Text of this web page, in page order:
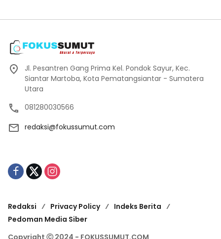
Jl. Pesantren Gang Prima Kel. Pondok Sayur, Kec.
Siantar Martoba, Kota Pematangsiantar - Sumatera
Utara
081280030566
redaksi@fokussumut.com
Redaksi Privacy Policy
Indeks Berita
Pedoman Media Siber